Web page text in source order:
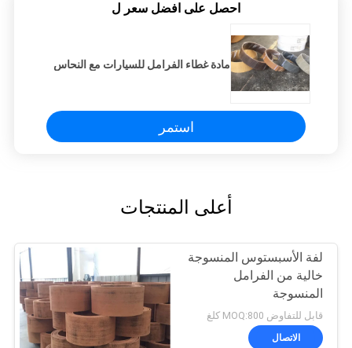
احصل على افضل سعر ل
مادة غطاء الفرامل للسيارات مع النحاس
استمر
أعلى المنتجات
لفة الأسبستوس المنسوجة
خالية من الفرامل
المنسوجة
قابل للتفاوض MOQ:800 كلغ
الاتصال